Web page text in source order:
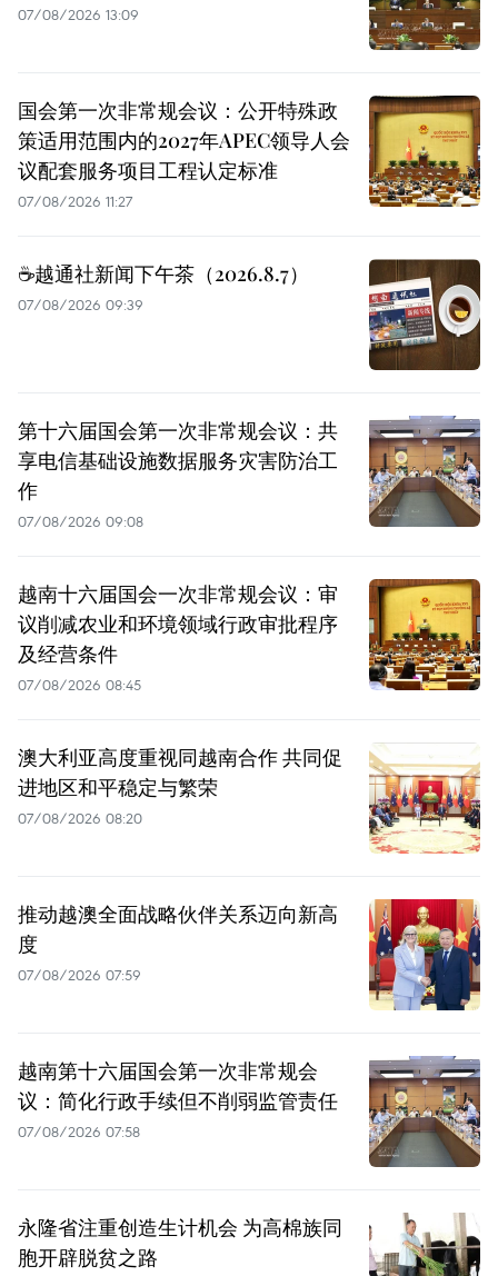
07/08/2026 13:09
国会第一次非常规会议：公开特殊政
策适用范围内的2027年APEC领导人会
议配套服务项目工程认定标准
07/08/2026 11:27
☕️越通社新闻下午茶（2026.8.7）
07/08/2026 09:39
第十六届国会第一次非常规会议：共
享电信基础设施数据服务灾害防治工
作
07/08/2026 09:08
越南十六届国会一次非常规会议：审
议削减农业和环境领域行政审批程序
及经营条件
07/08/2026 08:45
澳大利亚高度重视同越南合作 共同促
进地区和平稳定与繁荣
07/08/2026 08:20
推动越澳全面战略伙伴关系迈向新高
度
07/08/2026 07:59
越南第十六届国会第一次非常规会
议：简化行政手续但不削弱监管责任
07/08/2026 07:58
永隆省注重创造生计机会 为高棉族同
胞开辟脱贫之路